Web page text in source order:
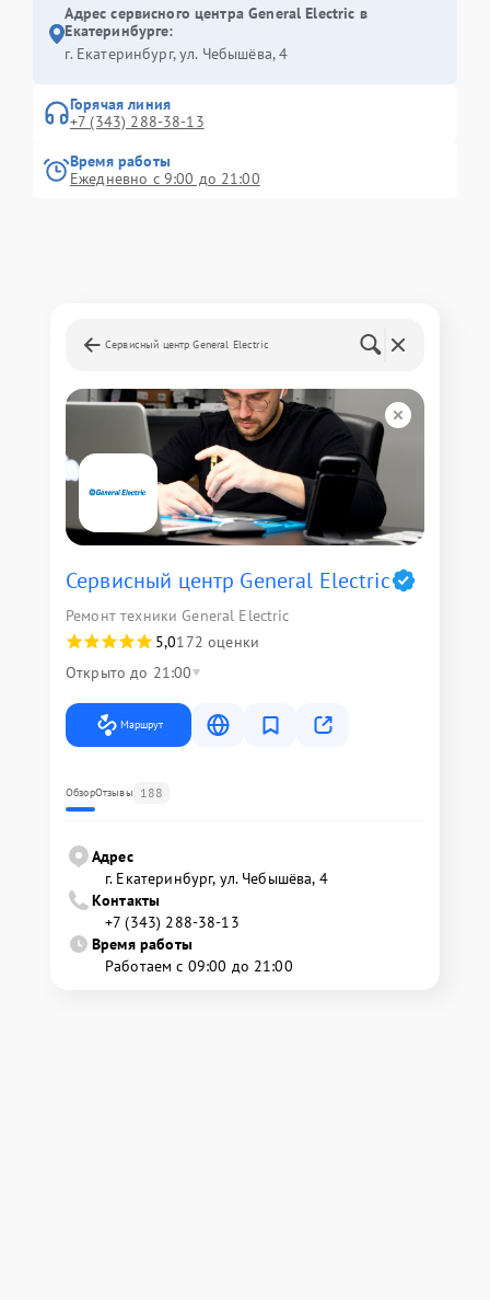
Адрес сервисного центра General Electric в
Екатеринбурге:
г. Екатеринбург, ул. Чебышёва, 4
Горячая линия
+7 (343) 288-38-13
Время работы
Ежедневно с 9:00 до 21:00
Сервисный центр General Electric
Сервисный центр General Electric
Ремонт техники General Electric
5,0172 оценки
Открыто до 21:00
Маршрут
ОбзорОтзывы 188
Адрес
г. Екатеринбург, ул. Чебышёва, 4
Контакты
+7 (343) 288-38-13
Время работы
Работаем с 09:00 до 21:00